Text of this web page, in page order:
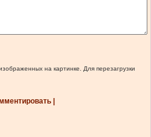
на картинке. Для перезагрузки
|